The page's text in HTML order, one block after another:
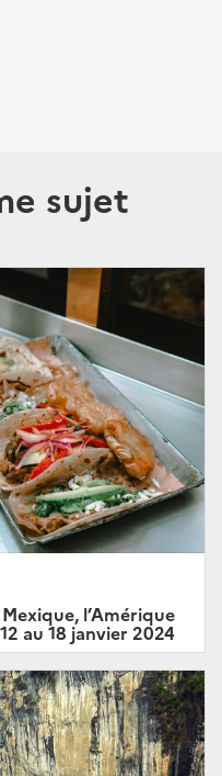
sujet
l’Amérique
au 18 janvier 2024